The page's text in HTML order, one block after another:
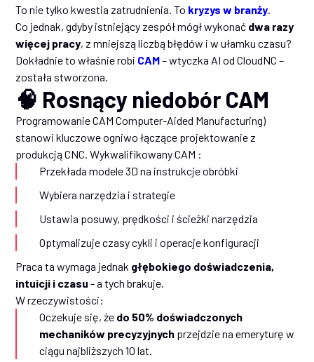
To nie tylko kwestia zatrudnienia. To kryzys w branży
Co jednak, gdyby istniejący zespół mógł wykonać dwa razy
więcej pracy, z mniejszą liczbą błędów i w ułamku czasu?
Dokładnie to właśnie robi CAM– wtyczka AI od CloudNC –
została stworzona.
🧠 Rosnący niedobór CAM
Programowanie CAM Computer-Aided Manufacturing)
stanowi kluczowe ogniwo łączące projektowanie z
produkcją CNC. Wykwalifikowany CAM :
Przekłada modele 3D na instrukcje obróbki
Wybiera narzędzia i strategie
Ustawia posuwy, prędkości i ścieżki narzędzia
Optymalizuje czasy cykli i operacje konfiguracji
Praca ta wymaga jednak głębokiego doświadczenia,
intuicji i czasu - a tych brakuje.
W rzeczywistości:
Oczekuje się, że do 50% doświadczonych
mechaników precyzyjnych przejdzie na emeryturę w
ciągu najbliższych 10 lat.